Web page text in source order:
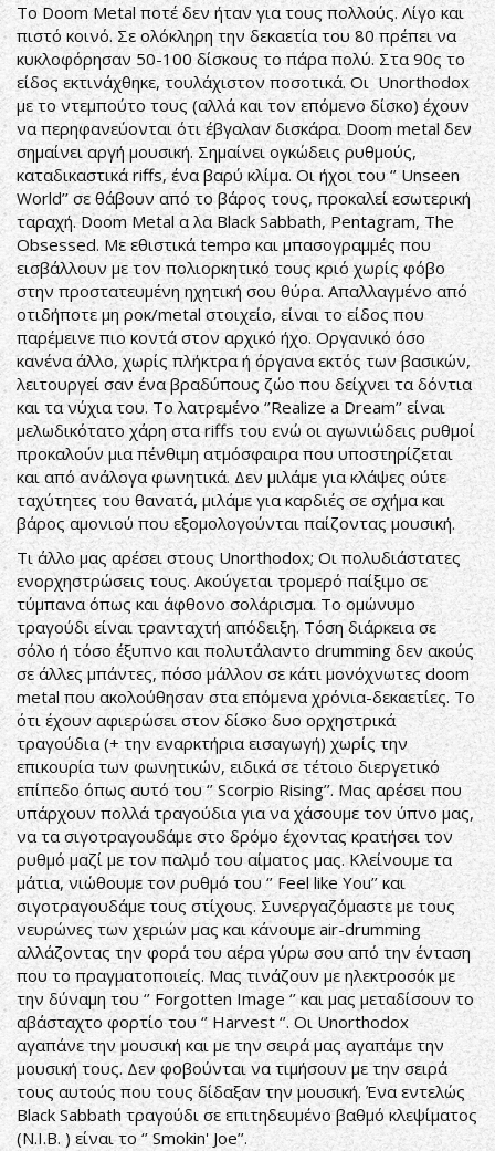
Το Doom Metal ποτέ δεν ήταν για τους πολλούς. Λίγο και
πιστό κοινό. Σε ολόκληρη την δεκαετία του 80 πρέπει να
κυκλοφόρησαν 50-100 δίσκους το πάρα πολύ. Στα 90ς το
είδος εκτινάχθηκε, τουλάχιστον ποσοτικά. Οι Unorthodox
με το ντεμπούτο τους (αλλά και τον επόμενο δίσκο) έχουν
να περηφανεύονται ότι έβγαλαν δισκάρα. Doom metal δεν
σημαίνει αργή μουσική. Σημαίνει ογκώδεις ρυθμούς,
καταδικαστικά riffs, ένα βαρύ κλίμα. Οι ήχοι του ‘’ Unseen
World’’ σε θάβουν από το βάρος τους, προκαλεί εσωτερική
ταραχή. Doom Metal α λα Black Sabbath, Pentagram, The
Obsessed. Με εθιστικά tempo και μπασογραμμές που
εισβάλλουν με τον πολιορκητικό τους κριό χωρίς φόβο
στην προστατευμένη ηχητική σου θύρα. Απαλλαγμένο από
οτιδήποτε μη ροκ/metal στοιχείο, είναι το είδος που
παρέμεινε πιο κοντά στον αρχικό ήχο. Οργανικό όσο
κανένα άλλο, χωρίς πλήκτρα ή όργανα εκτός των βασικών,
λειτουργεί σαν ένα βραδύπους ζώο που δείχνει τα δόντια
και τα νύχια του. Το λατρεμένο ‘’Realize a Dream’’ είναι
μελωδικότατο χάρη στα riffs του ενώ οι αγωνιώδεις ρυθμοί
προκαλούν μια πένθιμη ατμόσφαιρα που υποστηρίζεται
και από ανάλογα φωνητικά. Δεν μιλάμε για κλάψες ούτε
ταχύτητες του θανατά, μιλάμε για καρδιές σε σχήμα και
βάρος αμονιού που εξομολογούνται παίζοντας μουσική.
Τι άλλο μας αρέσει στους Unorthodox; Οι πολυδιάστατες
ενορχηστρώσεις τους. Ακούγεται τρομερό παίξιμο σε
τύμπανα όπως και άφθονο σολάρισμα. Το ομώνυμο
τραγούδι είναι τρανταχτή απόδειξη. Τόση διάρκεια σε
σόλο ή τόσο έξυπνο και πολυτάλαντο drumming δεν ακούς
σε άλλες μπάντες, πόσο μάλλον σε κάτι μονόχνωτες doom
metal που ακολούθησαν στα επόμενα χρόνια-δεκαετίες. Το
ότι έχουν αφιερώσει στον δίσκο δυο ορχηστρικά
τραγούδια (+ την εναρκτήρια εισαγωγή) χωρίς την
επικουρία των φωνητικών, ειδικά σε τέτοιο διεργετικό
επίπεδο όπως αυτό του ‘’ Scorpio Rising’’. Μας αρέσει που
υπάρχουν πολλά τραγούδια για να χάσουμε τον ύπνο μας,
να τα σιγοτραγουδάμε στο δρόμο έχοντας κρατήσει τον
ρυθμό μαζί με τον παλμό του αίματος μας. Κλείνουμε τα
μάτια, νιώθουμε τον ρυθμό του ‘’ Feel like You’’ και
σιγοτραγουδάμε τους στίχους. Συνεργαζόμαστε με τους
νευρώνες των χεριών μας και κάνουμε air-drumming
αλλάζοντας την φορά του αέρα γύρω σου από την ένταση
που το πραγματοποιείς. Μας τινάζουν με ηλεκτροσόκ με
την δύναμη του ‘’ Forgotten Image ‘’ και μας μεταδίσουν το
αβάσταχτο φορτίο του ‘’ Harvest ‘’. Οι Unorthodox
αγαπάνε την μουσική και με την σειρά μας αγαπάμε την
μουσική τους. Δεν φοβούνται να τιμήσουν με την σειρά
τους αυτούς που τους δίδαξαν την μουσική. Ένα εντελώς
Black Sabbath τραγούδι σε επιτηδευμένο βαθμό κλεψίματος
(N.I.B. ) είναι το ‘’ Smokin' Joe’’.